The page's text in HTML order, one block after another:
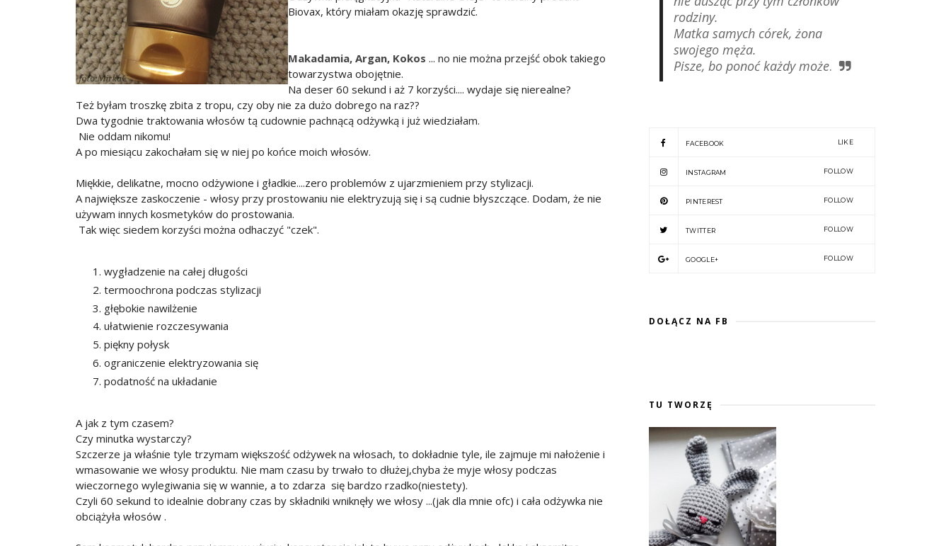
Biovax, który miałam okazję sprawdzić.
Makadamia, Argan, Kokos ... no nie można przejść obok takiego
towarzystwa obojętnie.
Na deser 60 sekund i aż 7 korzyści.... wydaje się nierealne?
Też byłam troszkę zbita z tropu, czy oby nie za dużo dobrego na raz??
Dwa tygodnie traktowania włosów tą cudownie pachnącą odżywką i już wiedziałam.
Nie oddam nikomu!
A po miesiącu zakochałam się w niej po końce moich włosów.
Miękkie, delikatne, mocno odżywione i gładkie....zero problemów z ujarzmieniem przy stylizacji.
A największe zaskoczenie - włosy przy prostowaniu nie elektryzują się i są cudnie błyszczące. Dodam, że nie
używam innych kosmetyków do prostowania.
Tak więc siedem korzyści można odhaczyć "czek".
wygładzenie na całej długości
termoochrona podczas stylizacji
głębokie nawilżenie
ułatwienie rozczesywania
piękny połysk
ograniczenie elektryzowania się
podatność na układanie
A jak z tym czasem?
Czy minutka wystarczy?
Szczerze ja właśnie tyle trzymam większość odżywek na włosach, to dokładnie tyle, ile zajmuje mi nałożenie i
wmasowanie we włosy produktu. Nie mam czasu by trwało to dłużej,chyba że myje włosy podczas
wieczornego wylegiwania się w wannie, a to zdarza się bardzo rzadko(niestety).
Czyli 60 sekund to idealnie dobrany czas by składniki wniknęły we włosy ...(jak dla mnie ofc) i cała odżywka nie
obciążyła włosów .
rodziny.
Matka samych córek, żona
swojego męża.
Pisze, bo ponoć każdy może.
FACEBOOK LIKE
INSTAGRAM FOLLOW
PINTEREST FOLLOW
TWITTER FOLLOW
GOOGLE+ FOLLOW
DOŁĄCZ NA FB
TU TWORZĘ